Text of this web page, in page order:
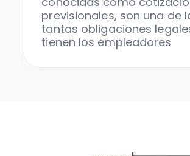
previsionales, son una de
tantas obligaciones
tienen los empleadores